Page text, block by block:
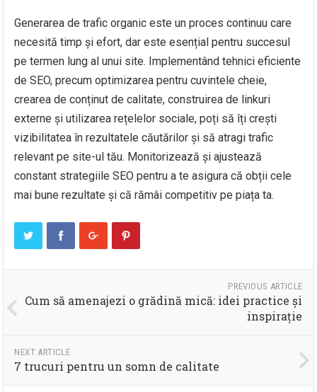
Generarea de trafic organic este un proces continuu care
necesită timp și efort, dar este esențial pentru succesul
pe termen lung al unui site. Implementând tehnici eficiente
de SEO, precum optimizarea pentru cuvintele cheie,
crearea de conținut de calitate, construirea de linkuri
externe și utilizarea rețelelor sociale, poți să îți crești
vizibilitatea în rezultatele căutărilor și să atragi trafic
relevant pe site-ul tău. Monitorizează și ajustează
constant strategiile SEO pentru a te asigura că obții cele
mai bune rezultate și că rămâi competitiv pe piața ta.
PREVIOUS ARTICLE
Cum să amenajezi o grădină mică: idei practice și
inspirație
NEXT ARTICLE
7 trucuri pentru un somn de calitate